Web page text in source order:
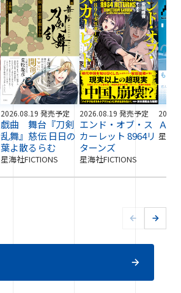
2026.08.19 発売予定
戯曲 舞台『刀剣
乱舞』慈伝 日日の
葉よ散るらむ
星海社FICTIONS
2026.08.19 発売予定
エンド・オブ・ス
カーレット 8964リ
ターンズ
星海社FICTIONS
ＡＩ
星海